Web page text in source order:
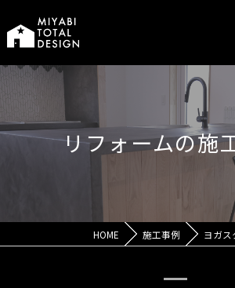
リフォームの施
HOME 施工事例 ヨガ